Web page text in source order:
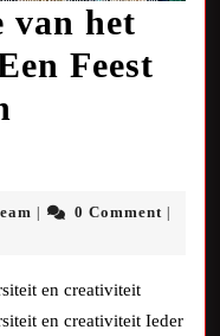
van het
Feest
radiocaciqueam
| 0 Comment |
en creativiteit
en creativiteit Ieder